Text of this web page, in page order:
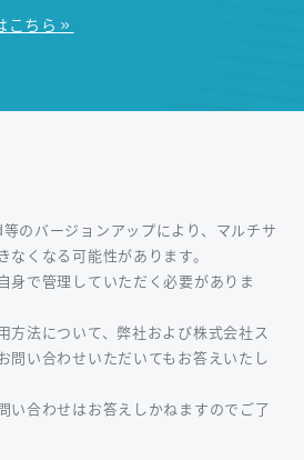
こちら
のバージョンアップにより、マルチサ
くなる可能性があります。
身で管理していただく必要がありま
方法について、弊社および株式会社ス
問い合わせいただいてもお答えいたし
い合わせはお答えしかねますのでご了